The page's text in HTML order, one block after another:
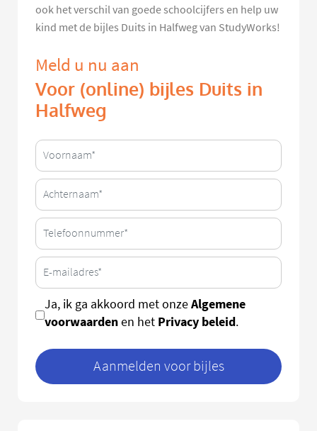
ook het verschil van goede schoolcijfers en help uw
kind met de bijles Duits in Halfweg van StudyWorks!
Meld u nu aan
Voor (online) bijles Duits in
Halfweg
Ja, ik ga akkoord met onzeAlgemene
voorwaardenen het Privacy beleid.
Aanmelden voor bijles